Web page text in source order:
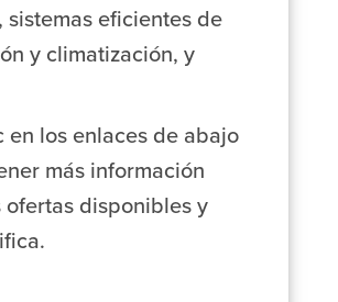
sistemas eficientes de
y climatización, y
en los enlaces de abajo
más información
ofertas disponibles y